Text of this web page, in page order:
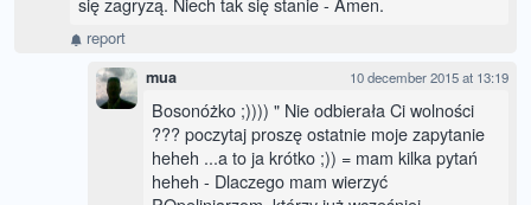
report
mua 10 december 2015 at 13:19
Bosonóżko ;)))) " Nie odbierała Ci wolności
??? poczytaj proszę ostatnie moje zapytanie
heheh ...a to ja krótko ;)) = mam kilka pytań
heheh - Dlaczego mam wierzyć